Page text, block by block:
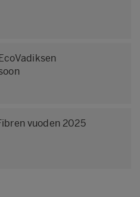
vuoden 2025